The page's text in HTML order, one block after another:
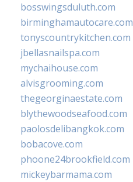
bosswingsduluth.com
birminghamautocare.com
tonyscountrykitchen.com
jbellasnailspa.com
mychaihouse.com
alvisgrooming.com
thegeorginaestate.com
blythewoodseafood.com
paolosdelibangkok.com
bobacove.com
phoone24brookfield.com
mickeybarmama.com